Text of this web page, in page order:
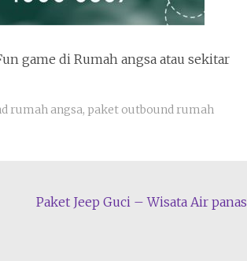
game di Rumah angsa atau sekitar
rumah angsa, paket outbound rumah
Paket Jeep Guci – Wisata Air panas